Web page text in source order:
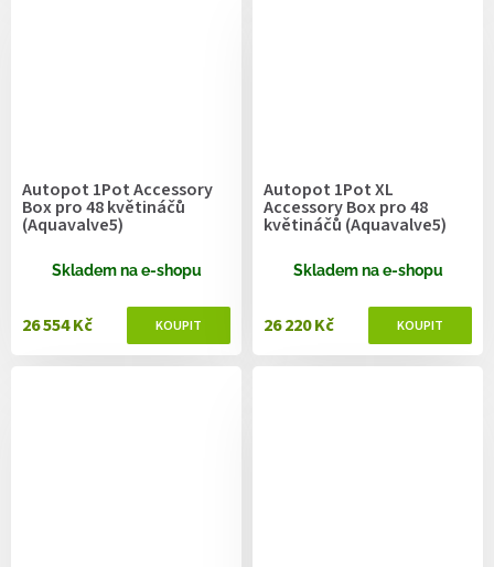
Autopot 1Pot Accessory
Box pro 48 květináčů
(Aquavalve5)
Skladem na e-shopu
26 554 Kč
Autopot 1Pot XL
Accessory Box pro 48
květináčů (Aquavalve5)
Skladem na e-shopu
26 220 Kč